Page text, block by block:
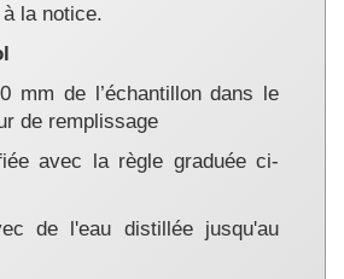
la notice.
mm de l’échantillon dans le
de remplissage
avec la règle graduée ci-
de l'eau distillée jusqu'au